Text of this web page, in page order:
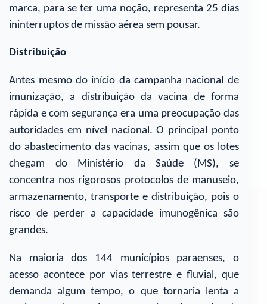
marca, para se ter uma noção, representa 25 dias
ininterruptos de missão aérea sem pousar.
Distribuição
Antes mesmo do início da campanha nacional de
imunização, a distribuição da vacina de forma
rápida e com segurança era uma preocupação das
autoridades em nível nacional. O principal ponto
do abastecimento das vacinas, assim que os lotes
chegam do Ministério da Saúde (MS), se
concentra nos rigorosos protocolos de manuseio,
armazenamento, transporte e distribuição, pois o
risco de perder a capacidade imunogênica são
grandes.
Na maioria dos 144 municípios paraenses, o
acesso acontece por vias terrestre e fluvial, que
demanda algum tempo, o que tornaria lenta a